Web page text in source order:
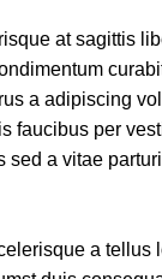
at sagittis
a adipiscing
faucibus per
a vitae
a